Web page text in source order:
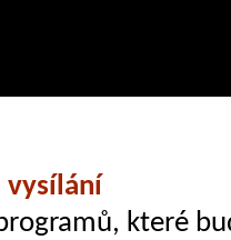
vysílání
které